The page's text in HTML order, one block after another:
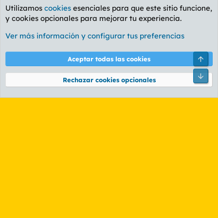
Manfloros, mancuernas y velocípedos
Cookies
PL OLDSTYLE AMARILLO
Términos y reglas Política de privacidad Ayuda
Community platform by XenForo® © 2010-2026 XenForo Ltd.
Utilizamos cookies esenciales para que este sitio funcione,
y cookies opcionales para mejorar tu experiencia.
Ver más información y configurar tus preferencias
Aceptar todas las cookies
Rechazar cookies opcionales
Pie